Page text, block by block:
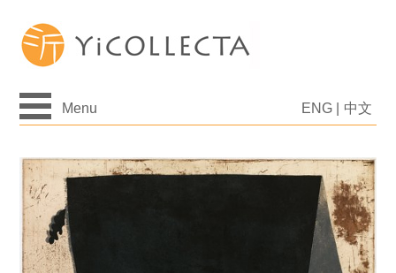
Menu ENG 中文